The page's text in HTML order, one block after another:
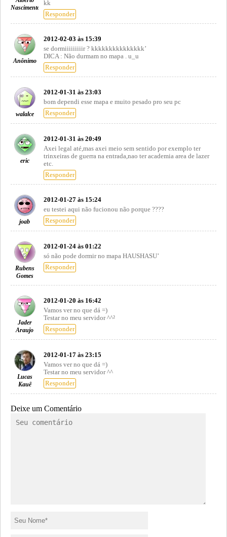
Nascimento
kk
Responder
Anônimo
2012-02-03 às 15:39
se dormiiiiiiiiir ? kkkkkkkkkkkkkkk’
DICA : Não durmam no mapa . u_u
Responder
walalce
2012-01-31 às 23:03
bom dependi esse mapa e muito pesado pro seu pc
Responder
eric
2012-01-31 às 20:49
Axei legal até,mas axei meio sem sentido por exemplo ter
trinxeiras de guerra na entrada,nao ter academia area de lazer
etc.
Responder
joab
2012-01-27 às 15:24
eu testei aqui não fucionou não porque ????
Responder
Rubens
Gomes
2012-01-24 às 01:22
só não pode dormir no mapa HAUSHASU’
Responder
Jader
Araujo
2012-01-20 às 16:42
Vamos ver no que dá =)
Testar no meu servidor ^^²
Responder
Lucas
Kauê
2012-01-17 às 23:15
Vamos ver no que dá =)
Testar no meu servidor ^^
Responder
Deixe um Comentário